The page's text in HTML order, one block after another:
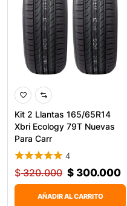
Kit 2 Llantas 165/65R14
Xbri Ecology 79T Nuevas
Para Carr
4
$320.000 $ 300.000
AÑADIR AL CARRITO